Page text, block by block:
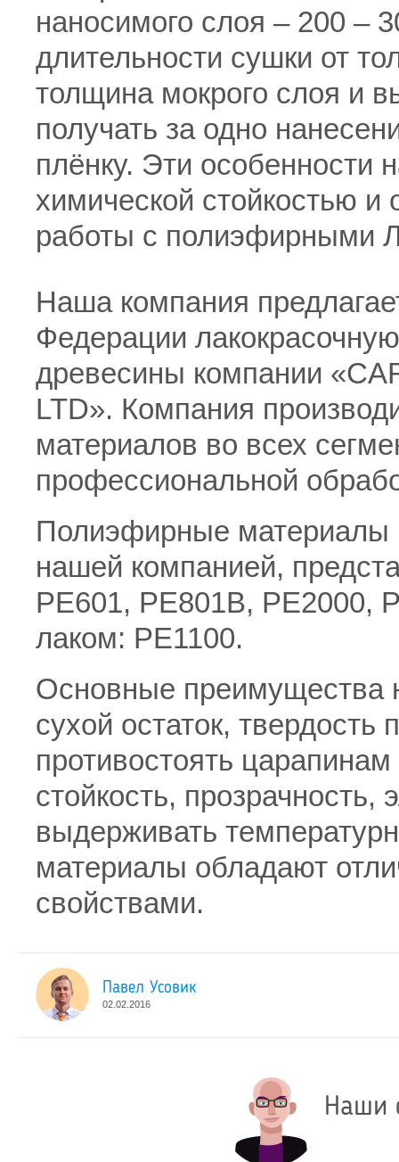
наносимого слоя – 200 –
длительности сушки от
толщина мокрого слоя и
получать за одно
плёнку. Эти особенности
химической стойкостью
работы с полиэфирными
Наша компания
Федерации
древесины компании
LTD». Компания
материалов во всех
профессиональной
Полиэфирные материалы
нашей компанией,
PE601, PE801B, PE2000,
лаком: PE1100.
Основные преимущества
сухой остаток, твердость
противостоять
стойкость, прозрачность,
выдерживать
материалы обладают
свойствами.
Павел Усовик
02.02.2016
Наши